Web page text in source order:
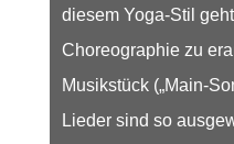
diesem Yoga-Stil
Choreographie zu
Musikstück („Main-
Lieder sind so